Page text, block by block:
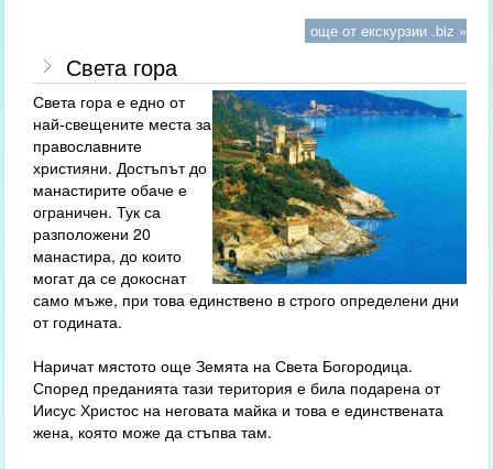
още от екскурзии .biz »
Света гора
Света гора е едно от
най-свещените места за
православните
християни. Достъпът до
манастирите обаче е
ограничен. Тук са
разположени 20
манастира, до които
могат да се докоснат
само мъже, при това единствено в строго определени дни
от годината.
Наричат мястото още Земята на Света Богородица.
Според преданията тази територия е била подарена от
Иисус Христос на неговата майка и това е единствената
жена, която може да стъпва там.